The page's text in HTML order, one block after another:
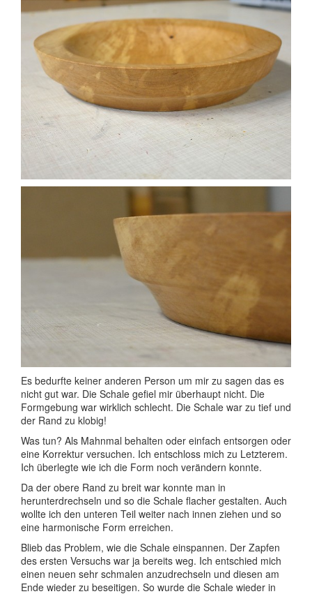
Es bedurfte keiner anderen Person um mir zu sagen das es
nicht gut war. Die Schale gefiel mir überhaupt nicht. Die
Formgebung war wirklich schlecht. Die Schale war zu tief und
der Rand zu klobig!
Was tun? Als Mahnmal behalten oder einfach entsorgen oder
eine Korrektur versuchen. Ich entschloss mich zu Letzterem.
Ich überlegte wie ich die Form noch verändern konnte.
Da der obere Rand zu breit war konnte man in
herunterdrechseln und so die Schale flacher gestalten. Auch
wollte ich den unteren Teil weiter nach innen ziehen und so
eine harmonische Form erreichen.
Blieb das Problem, wie die Schale einspannen. Der Zapfen
des ersten Versuchs war ja bereits weg. Ich entschied mich
einen neuen sehr schmalen anzudrechseln und diesen am
Ende wieder zu beseitigen. So wurde die Schale wieder in